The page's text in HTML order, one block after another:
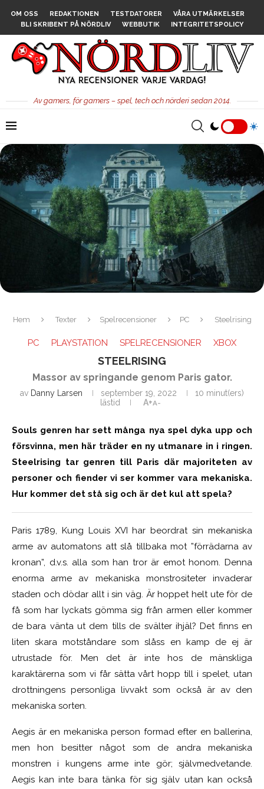
OM OSS REDAKTIONEN TESTDATORER
VÅRA UTMÄRKELSER
BLI SKRIBENT PÅ NÖRDLIV
WEBBUTIK INTEGRITETSPOLICY
Av gamers, för gamers – spel, tech och nörderi sedan 2014.
Hem Texter Spelrecensioner PC Steelrising
PC PLAYSTATION SPELRECENSIONER XBOX
STEELRISING
Massor av springande genom Paris gator.
av Danny Larsen september 19, 2022
10 minut(ers)
lästid
A+A-
Souls genren har sett många nya spel dyka upp och
försvinna, men här träder en ny utmanare in i ringen.
Steelrising tar genren till Paris där majoriteten av
personer och fiender vi ser kommer vara mekaniska.
Hur kommer det stå sig och är det kul att spela?
Paris 1789, Kung Louis XVI har beordrat sin mekaniska
arme av automatons att slå tillbaka mot ”förrädarna av
kronan”, d.v.s. alla som han tror är emot honom. Denna
enorma arme av mekaniska monstrositeter invaderar
staden och dödar allt i sin väg. Är hoppet helt ute för de
få som har lyckats gömma sig från armen eller kommer
de bara vänta ut dem tills de svälter ihjäl? Det finns en
liten skara motståndare som slåss en kamp de ej är
utrustade för. Men det är inte hos de mänskliga
karaktärerna som vi får sätta vårt hopp till i spelet, utan
drottningens personliga livvakt som också är av den
mekaniska sorten.
Aegis är en mekaniska person formad efter en ballerina,
men hon besitter något som de andra mekaniska
monstren i kungens arme inte gör; självmedvetande.
Aegis kan inte bara tänka för sig själv utan kan också